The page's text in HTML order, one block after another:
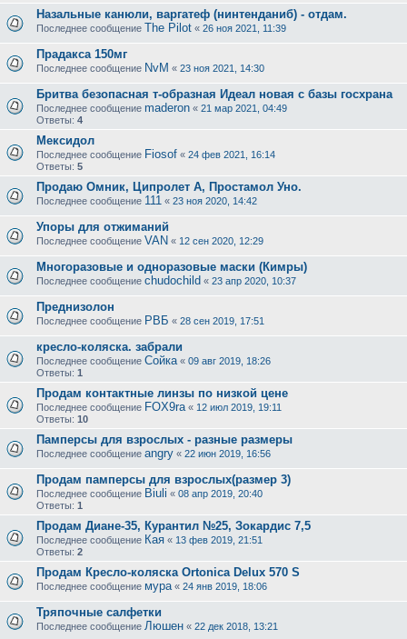
Назальные канюли, варгатеф (нинтенданиб) - отдам.
Последнее сообщение The Pilot « 26 ноя 2021, 11:39
Прадакса 150мг
Последнее сообщение NvM « 23 ноя 2021, 14:30
Бритва безопасная т-образная Идеал новая с базы госхрана
Последнее сообщение maderon « 21 мар 2021, 04:49
Ответы: 4
Мексидол
Последнее сообщение Fiosof « 24 фев 2021, 16:14
Ответы: 5
Продаю Омник, Ципролет А, Простамол Уно.
Последнее сообщение 111 « 23 ноя 2020, 14:42
Упоры для отжиманий
Последнее сообщение VAN « 12 сен 2020, 12:29
Многоразовые и одноразовые маски (Кимры)
Последнее сообщение chudochild « 23 апр 2020, 10:37
Преднизолон
Последнее сообщение РВБ « 28 сен 2019, 17:51
кресло-коляска. забрали
Последнее сообщение Сойка « 09 авг 2019, 18:26
Ответы: 1
Продам контактные линзы по низкой цене
Последнее сообщение FOX9ra « 12 июл 2019, 19:11
Ответы: 10
Памперсы для взрослых - разные размеры
Последнее сообщение angry « 22 июн 2019, 16:56
Продам памперсы для взрослых(размер 3)
Последнее сообщение Biuli « 08 апр 2019, 20:40
Ответы: 1
Продам Диане-35, Курантил №25, Зокардис 7,5
Последнее сообщение Кая « 13 фев 2019, 21:51
Ответы: 2
Продам Кресло-коляска Ortonica Delux 570 S
Последнее сообщение мура « 24 янв 2019, 18:06
Тряпочные салфетки
Последнее сообщение Люшен « 22 дек 2018, 13:21